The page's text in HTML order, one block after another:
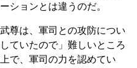
ションとは違うのだ。
尊は、軍司との攻防につい
ていたので」難しいところ
で、軍司の力を認めてい